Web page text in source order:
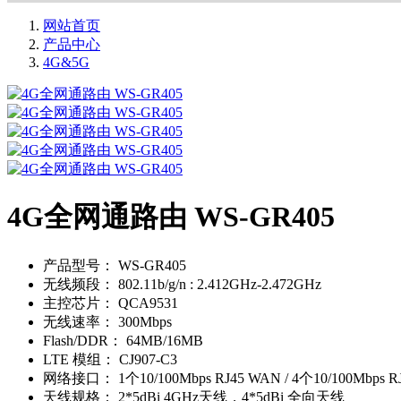
网站首页
产品中心
4G&5G
4G全网通路由 WS-GR405
产品型号：
WS-GR405
无线频段：
802.11b/g/n : 2.412GHz-2.472GHz
主控芯片：
QCA9531
无线速率：
300Mbps
Flash/DDR：
64MB/16MB
LTE 模组：
CJ907-C3
网络接口：
1个10/100Mbps RJ45 WAN / 4个10/100Mbps
天线规格：
2*5dBi 4GHz天线，4*5dBi 全向天线